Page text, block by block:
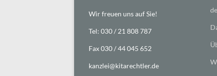
Wir freuen uns auf Sie!
Tel: 030 / 21 808 787
Fax 030 / 44 045 652
kanzlei@kitarechtler.de